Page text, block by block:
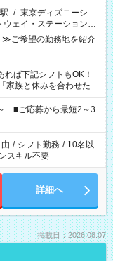
/ 東京ディズニーシ
ウェイ・ステーション駅
ご希望の勤務地を紹介
」 「できれば残業はし
ワーク希望
間と、もう1つのお仕事
合は応募できません。
■ご応募から最短2～3
/ シフト勤務 / 10名以
スキル不要
詳細へ
掲載日：2026.08.07